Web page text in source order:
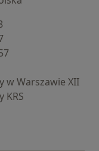
w Warszawie XII
KRS